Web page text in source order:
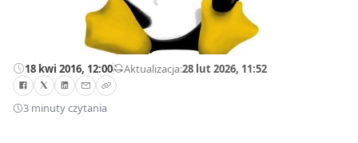
18 kwi 2016, 12:00—Aktualizacja:28 lut 2026, 11:52
3 minuty czytania